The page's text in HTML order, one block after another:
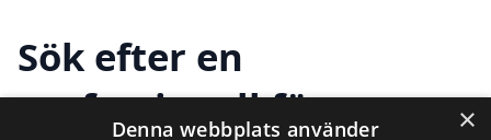
Sök efter en
professionell för
×
Denna webbplats använder